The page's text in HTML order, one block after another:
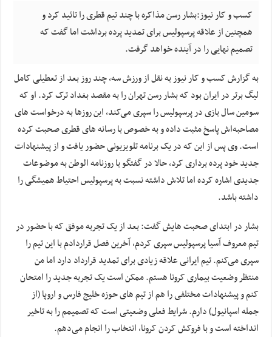
کسب و کار نیوز:بشار رسن مذاکره با چند تیم قطری را تائید کرد و
همچنین از علاقه پرسپولیس برای تمدید پرده برداشت اما گفت که
تصمیم نهایی را در آینده خواهد گرفت.
به گزارش کسب و کار نیوز به نقل از ورزش سه, چند روز بعد از تعطیلی کامل
لیگ برتر در ایران بود که بشار رسن تهران را به مقصد بغداد ترک کرد. او که
سومین سال بازی در پرسپولیس را سپری می‌کند، این روزها به درخواست های
مصاحبه‌اش پاسخ مثبت داده و به خصوص با رسانه های قطری صحبت کرده
است. وی پس از این که در یک برنامه تلویزیونی حضور یافت و از پیشنهادات
جدید خود پرده برداری کرد، حالا در گفتگو با روزنامه الوطن به موضوعات
جدیدی اشاره کرده اما تلاش داشته نسبت به پرسپولیس احتیاط همیشگی را
داشته باشد.
بشار در ابتدای صحبت هایش گفت: بعد از یک تجربه موفق که با حضور در
تیم معروف آسیا پرسپولیس سپری کردم، آخرین فصل قراردادم با این تیم را
سپری می‌کنم. تیم ایرانی علاقه زیادی برای تمدید قرارداد دارد اما من
منتظر وضعیت بیماری کرونا هستم. ممکن است یک تجربه جدید را امتحان
کنم و پیشنهادات مختلفی را هم از تیم های حوزه خلیج فارس و اروپا (از
جمله اسپانیول) دارم. شرایط فعلی وضعیتی است که تصمیمم را به تاخیر
انداخته است و با فروکش کردن کرونا، انتخاب را انجام می‌دهم.